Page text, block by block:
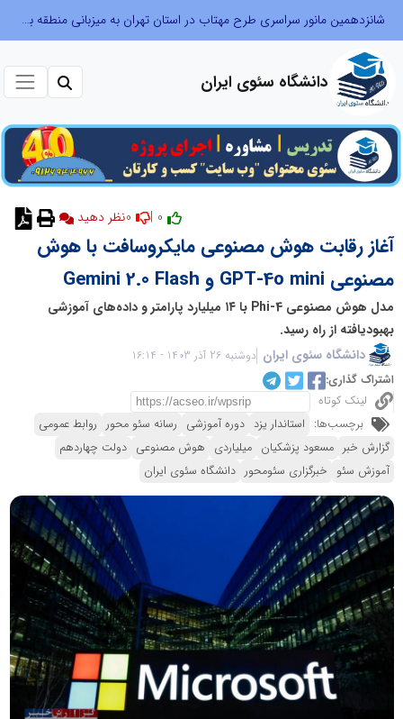
شانزدهمین مانور سراسری طرح مهتاب در استان تهران به میزبانی منطقه برق لواسان
دانشگاه سئوی ایران
نظر دهید
آغاز رقابت هوش مصنوعی مایکروسافت با هوش
مصنوعی GPT-4o mini و Gemini 2.0 Flash
مدل هوش مصنوعی Phi-4 با ۱۴ میلیارد پارامتر و داده‌های آموزشی
بهبودیافته از راه رسید.
دانشگاه سئوی ایران دوشنبه 26 آذر 1403 - 16:14
اشتراک گذاری:
لینک کوتاه
برچسب‌ها: استاندار یزد دوره آموزشی رسانه سئو محور روابط عمومی
گزارش خبر مسعود پزشکیان میلیاردی هوش مصنوعی دولت چهاردهم
آموزش سئو خبرگزاری سئومحور دانشگاه سئوی ایران